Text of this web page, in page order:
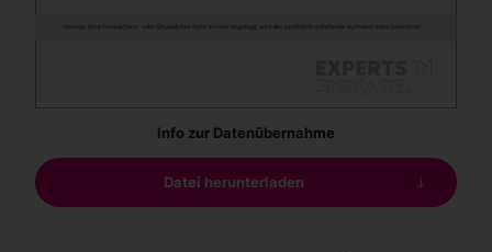
Info zur Datenübernahme
Datei herunterladen